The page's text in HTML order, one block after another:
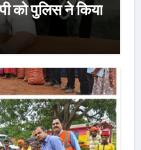
को पुलिस ने किया